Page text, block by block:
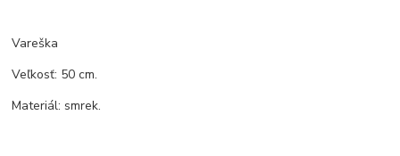
Vareška
Veľkosť: 50 cm.
Materiál: smrek.